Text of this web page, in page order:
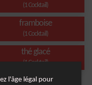
(1 Cocktail)
framboise
(1 Cocktail)
thé glacé
(1 Cocktail)
l'âge légal pour